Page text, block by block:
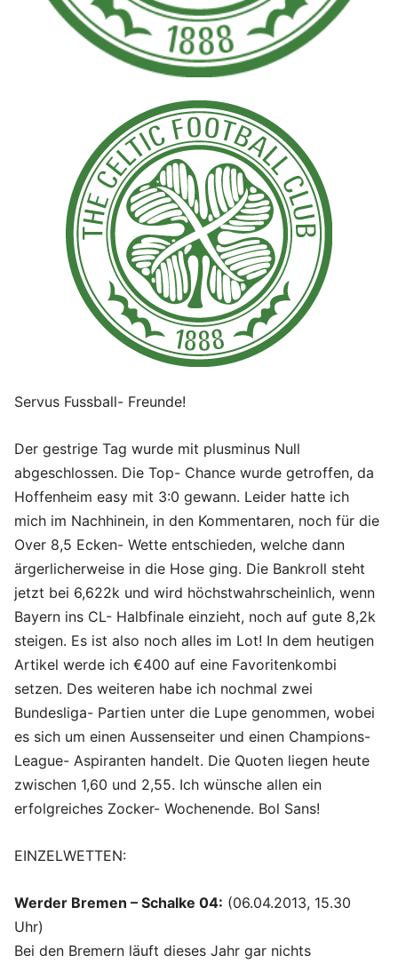
Servus Fussball- Freunde!
Der gestrige Tag wurde mit plusminus Null
abgeschlossen. Die Top- Chance wurde getroffen, da
Hoffenheim easy mit 3:0 gewann. Leider hatte ich
mich im Nachhinein, in den Kommentaren, noch für die
Over 8,5 Ecken- Wette entschieden, welche dann
ärgerlicherweise in die Hose ging. Die Bankroll steht
jetzt bei 6,622k und wird höchstwahrscheinlich, wenn
Bayern ins CL- Halbfinale einzieht, noch auf gute 8,2k
steigen. Es ist also noch alles im Lot! In dem heutigen
Artikel werde ich €400 auf eine Favoritenkombi
setzen. Des weiteren habe ich nochmal zwei
Bundesliga- Partien unter die Lupe genommen, wobei
es sich um einen Aussenseiter und einen Champions-
League- Aspiranten handelt. Die Quoten liegen heute
zwischen 1,60 und 2,55. Ich wünsche allen ein
erfolgreiches Zocker- Wochenende. Bol Sans!
EINZELWETTEN:
Werder Bremen – Schalke 04: (06.04.2013, 15.30
Uhr)
Bei den Bremern läuft dieses Jahr gar nichts